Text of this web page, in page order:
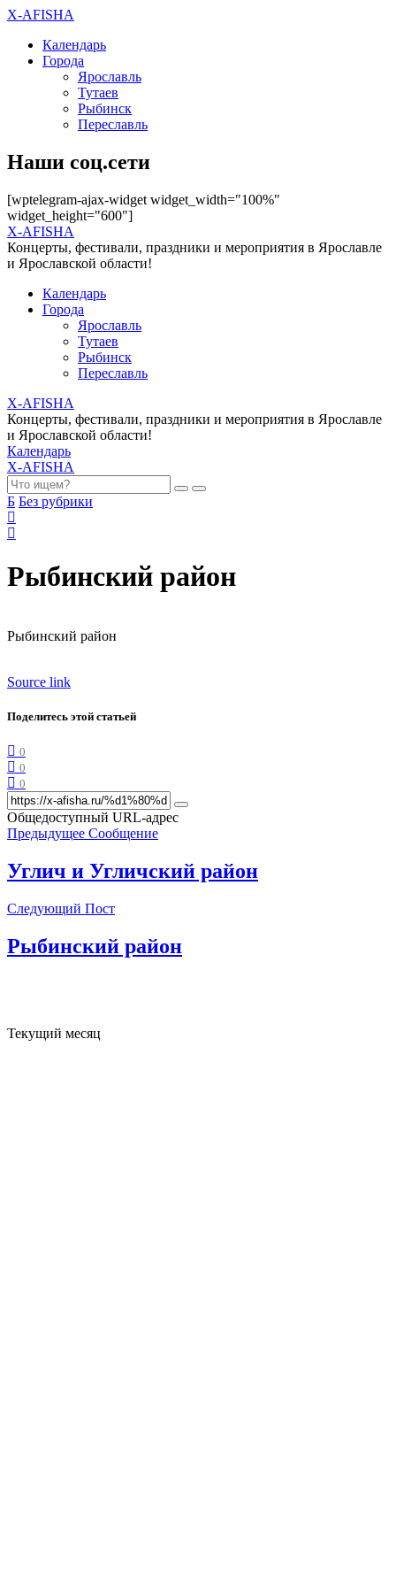
X-AFISHA
Календарь
Города
Ярославль
Тутаев
Рыбинск
Переславль
Наши соц.сети
[wptelegram-ajax-widget widget_width="100%"
widget_height="600"]
X-AFISHA
Концерты, фестивали, праздники и мероприятия в Ярославле
и Ярославской области!
Календарь
Города
Ярославль
Тутаев
Рыбинск
Переславль
X-AFISHA
Концерты, фестивали, праздники и мероприятия в Ярославле
и Ярославской области!
Календарь
X-AFISHA
Б Без рубрики
Рыбинский район
Рыбинский район
Source link
Поделитесь этой статьей
0
0
0
Общедоступный URL-адрес
Предыдущее Сообщение
Углич и Угличский район
Следующий Пост
Рыбинский район
Текущий месяц